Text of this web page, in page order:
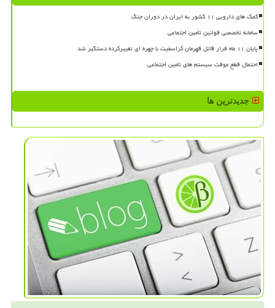
کمک های دارویی ۱۱ کشور به ایران در دوران جنگ
سامانه تخصصی قوانین تأمین اجتماعی
پایان ۱۱ ماه فرار قاتل قهرمان کراسفیت با چهره ای تغییرکرده دستگیر شد
احتمال قطع موقت سیستم های تامین اجتماعی
جدیدترین ها